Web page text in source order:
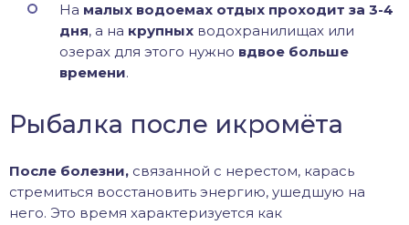
На малых водоемах отдых проходит за 3-4
дня, а на крупных водохранилищах или
озерах для этого нужно вдвое больше
времени.
Рыбалка после икромёта
После болезни, связанной с нерестом, карась
стремиться восстановить энергию, ушедшую на
него. Это время характеризуется как